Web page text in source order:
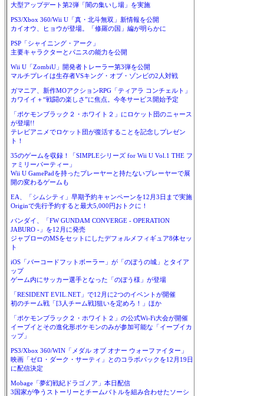
大型アップデート第2弾「闇の集いし場」を実施
PS3/Xbox 360/Wii U「真・北斗無双」新情報を公開
カイオウ、ヒョウが登場。「修羅の国」編が明らかに
PSP「シャイニング・アーク」
主要キャラクターとパニスの能力を公開
Wii U「ZombiU」開発者トレーラー第3弾を公開
マルチプレイは生存者VSキング・オブ・ゾンビの2人対戦
ガマニア、新作MOアクションRPG「ティアラ コンチェルト」
カワイイ＋“戦闘の楽しさ”に焦点。今冬サービス開始予定
「ポケモンブラック２・ホワイト２」にロケット団のニャース
が登場!!
テレビアニメでロケット団が復活することを記念しプレゼン
ト！
35のゲームを収録！「SIMPLEシリーズ for Wii U Vol.1 THE フ
ァミリーパーティー」
Wii U GamePadを持ったプレーヤーと持たないプレーヤーで展
開の変わるゲームも
EA、「シムシティ」早期予約キャンペーンを12月3日まで実施
Originで先行予約すると最大5,000円おトクに！
バンダイ、「FW GUNDAM CONVERGE - OPERATION
JABURO -」を12月に発売
ジャブローのMSをセットにしたデフォルメフィギュア8体セッ
ト
iOS「バーコードフットボーラー」が「のぼうの城」とタイア
ップ
ゲーム内にサッカー選手となった「のぼう様」が登場
「RESIDENT EVIL.NET」で12月に2つのイベントが開催
初のチーム戦「[3人チーム戦]狙いを定めろ！」ほか
「ポケモンブラック２・ホワイト２」の公式Wi-Fi大会が開催
イーブイとその進化形ポケモンのみが参加可能な「イーブイカ
ップ」
PS3/Xbox 360/WIN「メダル オブ オナー ウォーファイター」
映画「ゼロ・ダーク・サーティ」とのコラボパックを12月19日
に配信決定
Mobage「夢幻戦紀ドラゴノア」本日配信
3国家が争うストーリーとチームバトルを組み合わせたソーシ